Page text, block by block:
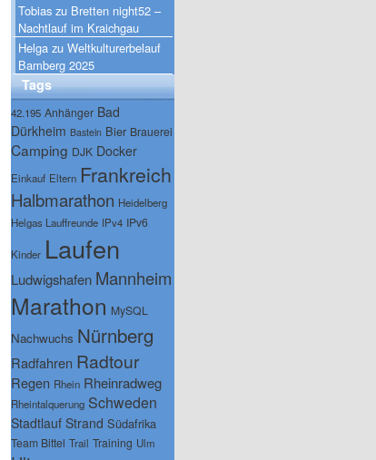
Tobias zu Bretten night52 –
Nachtlauf im Kraichgau
Helga zu Weltkulturerbelauf
Bamberg 2025
Tags
42.195 Anhänger Bad
Dürkheim Basteln Bier Brauerei
Camping DJK Docker
Einkauf Eltern Frankreich
Halbmarathon Heidelberg
Helgas Lauffreunde IPv4 IPv6
Kinder Laufen
Ludwigshafen Mannheim
Marathon MySQL
Nachwuchs Nürnberg
Radfahren Radtour
Regen Rhein Rheinradweg
Rheintalquerung Schweden
Stadtlauf Strand Südafrika
Team Bittel Trail Training Ulm